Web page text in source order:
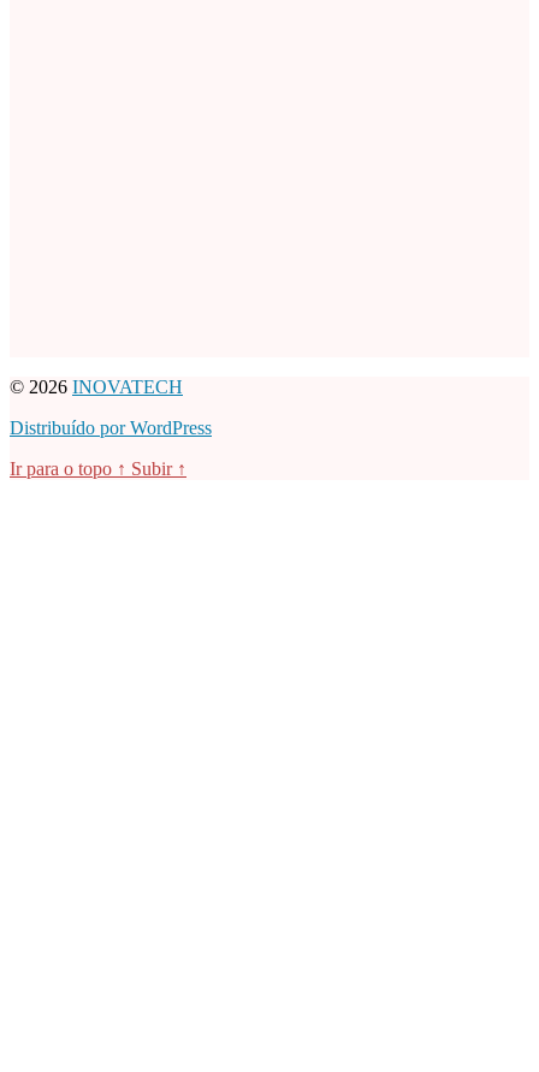
© 2026 INOVATECH
Distribuído por WordPress
Ir para o topo ↑ Subir ↑